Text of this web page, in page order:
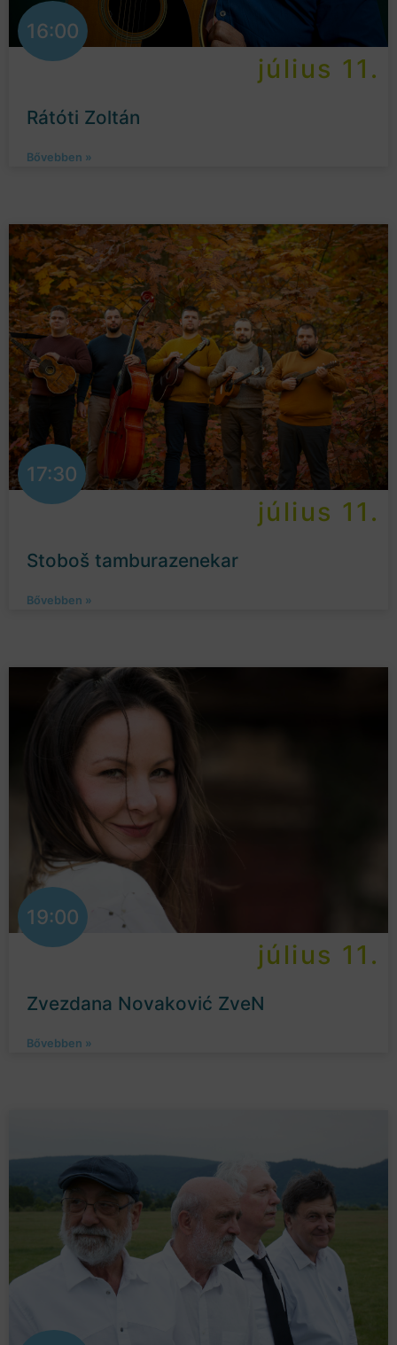
16:00
július 11.
Rátóti Zoltán
Bővebben »
17:30
július 11.
Stoboš tamburazenekar
Bővebben »
19:00
július 11.
Zvezdana Novaković ZveN
Bővebben »